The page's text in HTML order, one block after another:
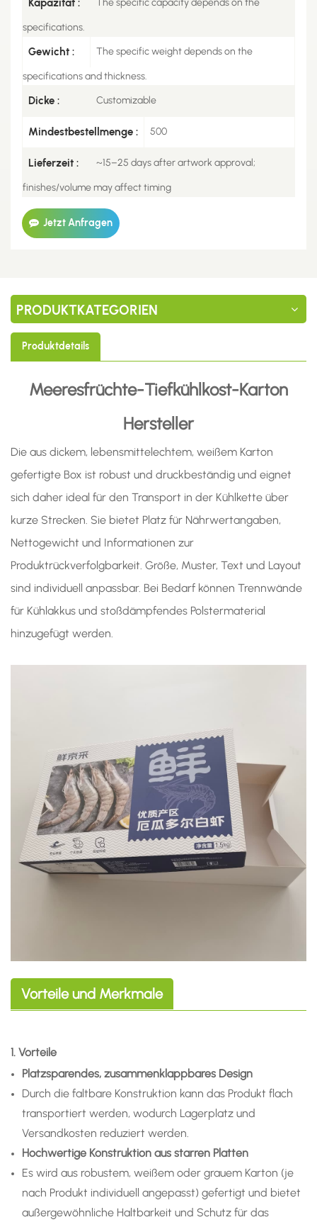
Kapazität :
specifications.
Gewicht : The specific weight depends on the
specifications and thickness.
Dicke : Customizable
Mindestbestellmenge : 500
Lieferzeit : ~15–25 days after artwork approval;
finishes/volume may affect timing
Jetzt Anfragen
PRODUKTKATEGORIEN
Produktdetails
Meeresfrüchte-Tiefkühlkost-Karton
Hersteller
Die aus dickem, lebensmittelechtem, weißem Karton
gefertigte Box ist robust und druckbeständig und eignet
sich daher ideal für den Transport in der Kühlkette über
kurze Strecken. Sie bietet Platz für Nährwertangaben,
Nettogewicht und Informationen zur
Produktrückverfolgbarkeit. Größe, Muster, Text und Layout
sind individuell anpassbar. Bei Bedarf können Trennwände
für Kühlakkus und stoßdämpfendes Polstermaterial
hinzugefügt werden.
Vorteile und Merkmale
1. Vorteile
Platzsparendes, zusammenklappbares Design
Durch die faltbare Konstruktion kann das Produkt flach
transportiert werden, wodurch Lagerplatz und
Versandkosten reduziert werden.
Hochwertige Konstruktion aus starren Platten
Es wird aus robustem, weißem oder grauem Karton (je
nach Produkt individuell angepasst) gefertigt und bietet
außergewöhnliche Haltbarkeit und Schutz für das